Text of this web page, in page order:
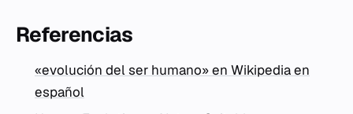
Referencias
«evolución del ser humano» en Wikipedia en
español